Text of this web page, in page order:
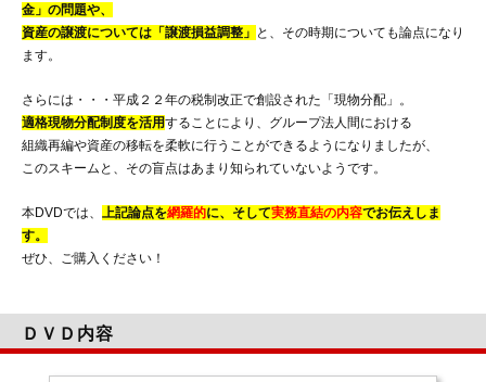
金」の問題や、
資産の譲渡については「譲渡損益調整」 と、その時期についても論点になり
ます。
さらには・・・平成２２年の税制改正で創設された「現物分配」。
適格現物分配制度を活用することにより、グループ法人間における
組織再編や資産の移転を柔軟に行うことができるようになりましたが、
このスキームと、その盲点はあまり知られていないようです。
本DVDでは、 上記論点を網羅的に、そして実務直結の内容でお伝えしま
す。
ぜひ、ご購入ください！
ＤＶＤ内容